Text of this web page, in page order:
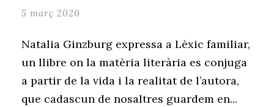
5 març 2020
Natalia Ginzburg expressa a Lèxic familiar,
un llibre on la matèria literària es conjuga
a partir de la vida i la realitat de l’autora,
que cadascun de nosaltres guardem en...